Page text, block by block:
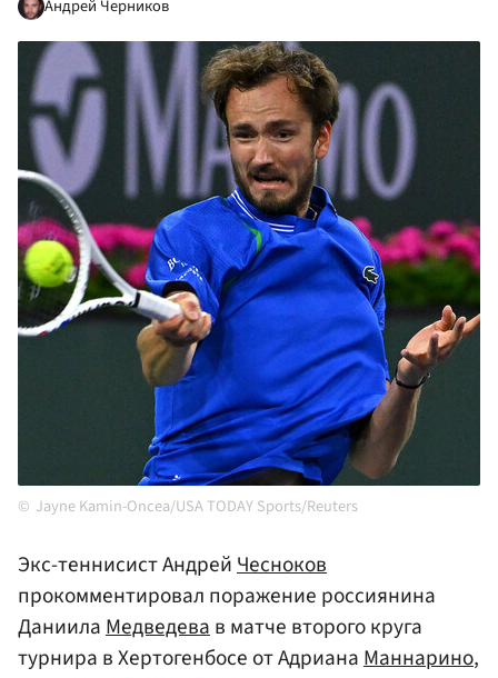
Андрей Черников
Jayne Kamin-Oncea/USA TODAY Sports/Reuters
Экс-теннисист АндрейЧесноков
прокомментировал поражение россиянина
ДаниилаМедведевав матче второго круга
турнира в Хертогенбосе от АдрианаМаннарино,